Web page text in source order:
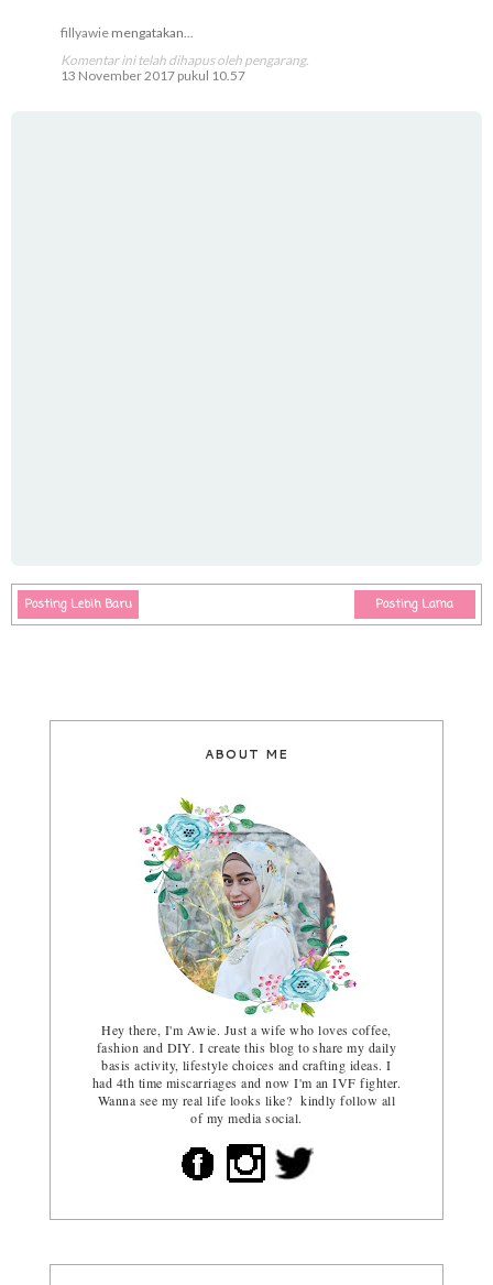
fillyawie mengatakan...
Komentar ini telah dihapus oleh pengarang.
13 November 2017 pukul 10.57
Posting Lebih Baru Posting Lama
ABOUT ME
Hey there, I'm Awie. Just a wife who loves coffee,
fashion and DIY. I create this blog to share my daily
basis activity, lifestyle choices and crafting ideas. I
had 4th time miscarriages and now I'm an IVF fighter.
Wanna see my real life looks like? kindly follow all
of my media social.